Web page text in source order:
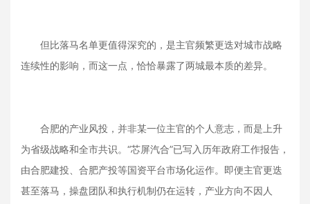
但比落马名单更值得深究的，是主官频繁更迭对城市战略
连续性的影响，而这一点，恰恰暴露了两城最本质的差异。
合肥的产业风投，并非某一位主官的个人意志，而是上升
为省级战略和全市共识。“芯屏汽合”已写入历年政府工作报告，
由合肥建投、合肥产投等国资平台市场化运作。即便主官更迭
甚至落马，操盘团队和执行机制仍在运转，产业方向不因人